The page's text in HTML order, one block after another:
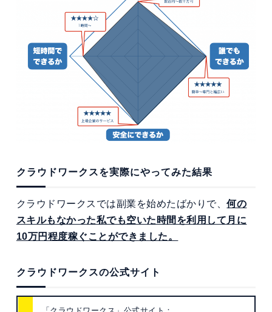
クラウドワークスを実際にやってみた結果
クラウドワークスでは副業を始めたばかりで、何の
スキルもなかった私でも空いた時間を利用して月に
10万円程度稼ぐことができました。
クラウドワークスの公式サイト